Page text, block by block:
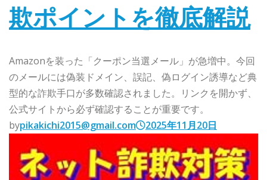
欺ポイントを徹底解説
Amazonを装った「クーポン当選メール」が急増中。今回
のメールには偽装ドメイン、誤記、偽ログイン誘導など典
型的な詐欺手口が多数確認されました。リンクを開かず、
公式サイトから必ず確認することが重要です。
bypikakichi2015@gmail.com 2025年11月20日